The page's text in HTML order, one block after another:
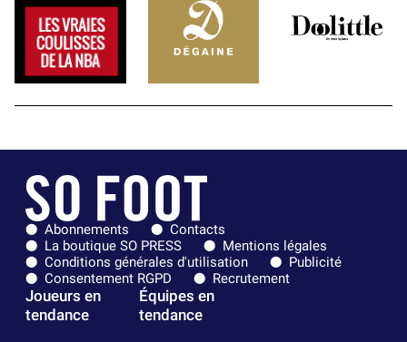
Abonnements
Contacts
La boutique SO PRESS
Mentions légales
Conditions générales d'utilisation
Publicité
Consentement RGPD
Recrutement
Joueurs en
tendance
Équipes en
tendance